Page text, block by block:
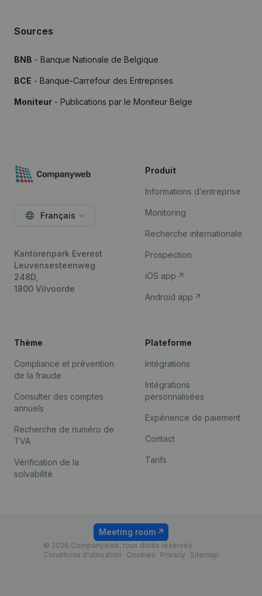
Sources
BNB - Banque Nationale de Belgique
BCE - Banque-Carrefour des Entreprises
Moniteur - Publications par le Moniteur Belge
Français
Kantorenpark Everest
Leuvensesteenweg
248D,
1800 Vilvoorde
Produit
Informations d’entreprise
Monitoring
Recherche internationale
Prospection
iOS app
Android app
Thème
Compliance et prévention
de la fraude
Consulter des comptes
annuels
Recherche de numéro de
TVA
Vérification de la
solvabilité
Plateforme
Intégrations
Intégrations
personnalisées
Expérience de paiement
Contact
Tarifs
© 2026 Companyweb, tous droits réservés.
Conditions d'utilisation
Cookies Privacy Sitemap
Meeting room